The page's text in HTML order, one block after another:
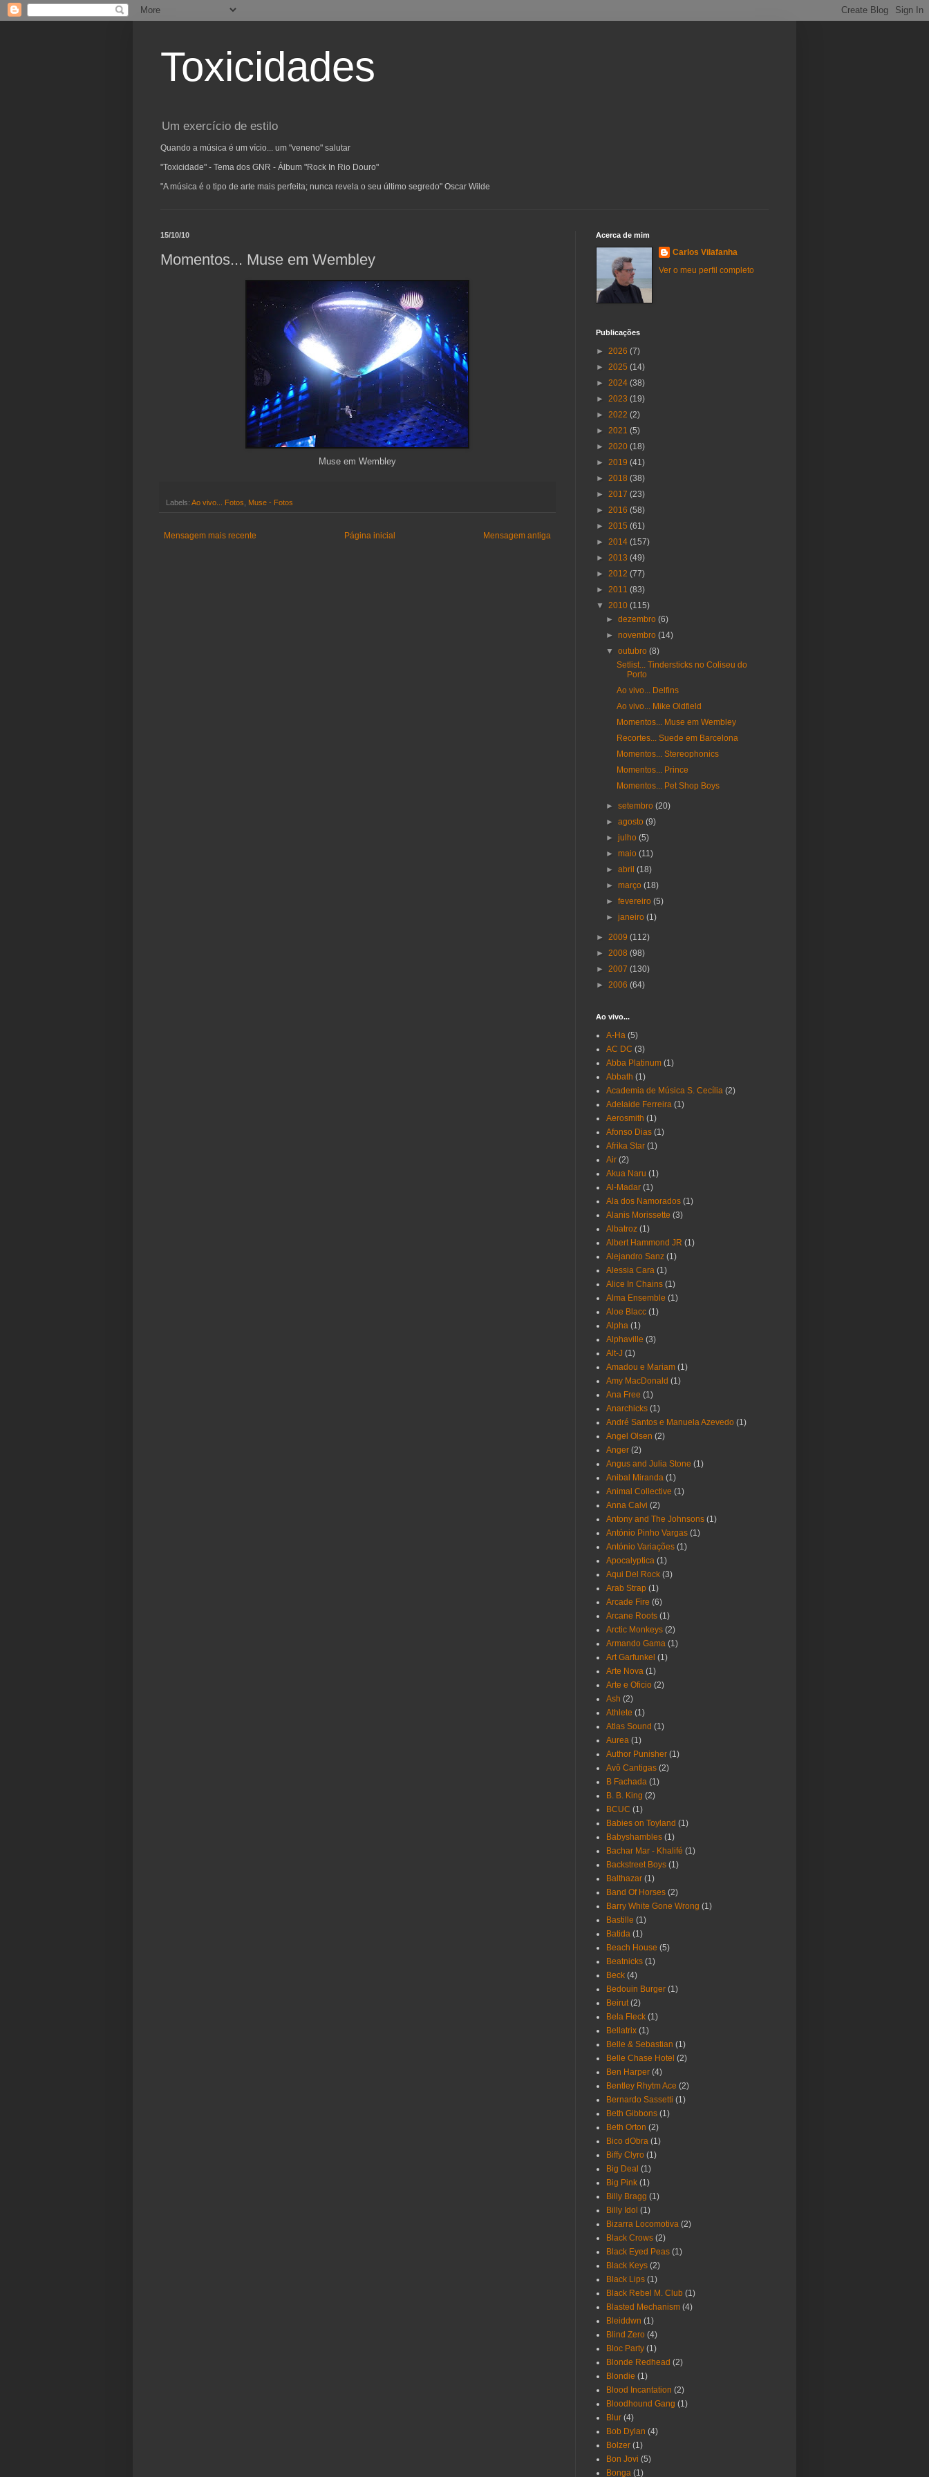
Toxicidades
Um exercício de estilo
Quando a música é um vício... um "veneno" salutar
"Toxicidade" - Tema dos GNR - Álbum "Rock In Rio Douro"
"A música é o tipo de arte mais perfeita; nunca revela o seu último segredo" Oscar Wilde
15/10/10
Momentos... Muse em Wembley
Muse em Wembley
Labels: Ao vivo... Fotos Muse - Fotos
Mensagem mais recente Mensagem antiga
Página inicial
Acerca de mim
Carlos Vilafanha
Ver o meu perfil completo
Publicações
► 2026 (7)
► 2025 (14)
► 2024 (38)
► 2023 (19)
► 2022 (2)
► 2021 (5)
► 2020 (18)
► 2019 (41)
► 2018 (38)
► 2017 (23)
► 2016 (58)
► 2015 (61)
► 2014 (157)
► 2013 (49)
► 2012 (77)
► 2011 (83)
▼ 2010 (115)
►dezembro(6)
►novembro(14)
▼outubro(8)
Setlist... Tindersticks no Coliseu do
Porto
Ao vivo... Delfins
Ao vivo... Mike Oldfield
Momentos... Muse em Wembley
Recortes... Suede em Barcelona
Momentos... Stereophonics
Momentos... Prince
Momentos... Pet Shop Boys
►setembro(20)
►agosto(9)
►julho(5)
►maio(11)
►abril(18)
►março(18)
►fevereiro(5)
►janeiro(1)
► 2009 (112)
► 2008 (98)
► 2007 (130)
► 2006 (64)
Ao vivo...
A-Ha (5)
AC DC (3)
Abba Platinum (1)
Abbath (1)
Academia de Música S. Cecília (2)
Adelaide Ferreira (1)
Aerosmith (1)
Afonso Dias (1)
Afrika Star (1)
Air (2)
Akua Naru (1)
Al-Madar (1)
Ala dos Namorados (1)
Alanis Morissette (3)
Albatroz (1)
Albert Hammond JR (1)
Alejandro Sanz (1)
Alessia Cara (1)
Alice In Chains (1)
Alma Ensemble (1)
Aloe Blacc (1)
Alpha (1)
Alphaville (3)
Alt-J (1)
Amadou e Mariam (1)
Amy MacDonald (1)
Ana Free (1)
Anarchicks (1)
André Santos e Manuela Azevedo (1)
Angel Olsen (2)
Anger (2)
Angus and Julia Stone (1)
Anibal Miranda (1)
Animal Collective (1)
Anna Calvi (2)
Antony and The Johnsons (1)
António Pinho Vargas (1)
António Variações (1)
Apocalyptica (1)
Aqui Del Rock (3)
Arab Strap (1)
Arcade Fire (6)
Arcane Roots (1)
Arctic Monkeys (2)
Armando Gama (1)
Art Garfunkel (1)
Arte Nova (1)
Arte e Oficio (2)
Ash (2)
Athlete (1)
Atlas Sound (1)
Aurea (1)
Author Punisher (1)
Avô Cantigas (2)
B Fachada (1)
B. B. King (2)
BCUC (1)
Babies on Toyland (1)
Babyshambles (1)
Bachar Mar - Khalifé (1)
Backstreet Boys (1)
Balthazar (1)
Band Of Horses (2)
Barry White Gone Wrong (1)
Bastille (1)
Batida (1)
Beach House (5)
Beatnicks (1)
Beck (4)
Bedouin Burger (1)
Beirut (2)
Bela Fleck (1)
Bellatrix (1)
Belle & Sebastian (1)
Belle Chase Hotel (2)
Ben Harper (4)
Bentley Rhytm Ace (2)
Bernardo Sassetti (1)
Beth Gibbons (1)
Beth Orton (2)
Bico dObra (1)
Biffy Clyro (1)
Big Deal (1)
Big Pink (1)
Billy Bragg (1)
Billy Idol (1)
Bizarra Locomotiva (2)
Black Crows (2)
Black Eyed Peas (1)
Black Keys (2)
Black Lips (1)
Black Rebel M. Club (1)
Blasted Mechanism (4)
Bleiddwn (1)
Blind Zero (4)
Bloc Party (1)
Blonde Redhead (2)
Blondie (1)
Blood Incantation (2)
Bloodhound Gang (1)
Blur (4)
Bob Dylan (4)
Bolzer (1)
Bon Jovi (5)
Bonga (1)